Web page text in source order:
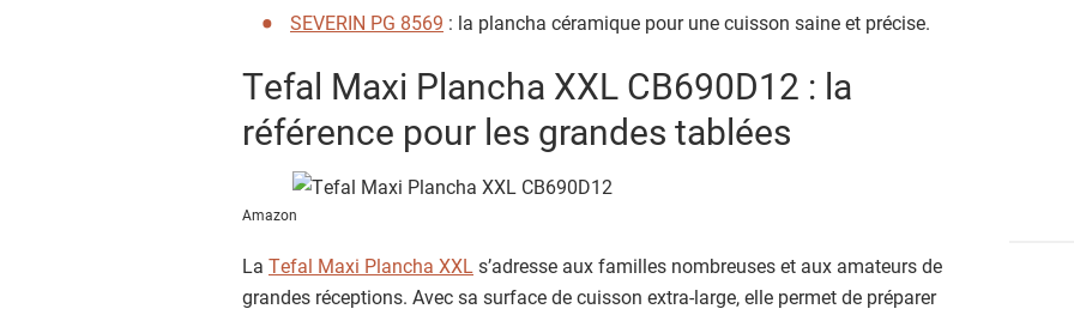
SEVERIN PG 8569 : la plancha céramique pour une cuisson saine et précise.
Tefal Maxi Plancha XXL CB690D12 : la
référence pour les grandes tablées
Amazon
La Tefal Maxi Plancha XXL s’adresse aux familles nombreuses et aux amateurs de
grandes réceptions. Avec sa surface de cuisson extra-large, elle permet de préparer